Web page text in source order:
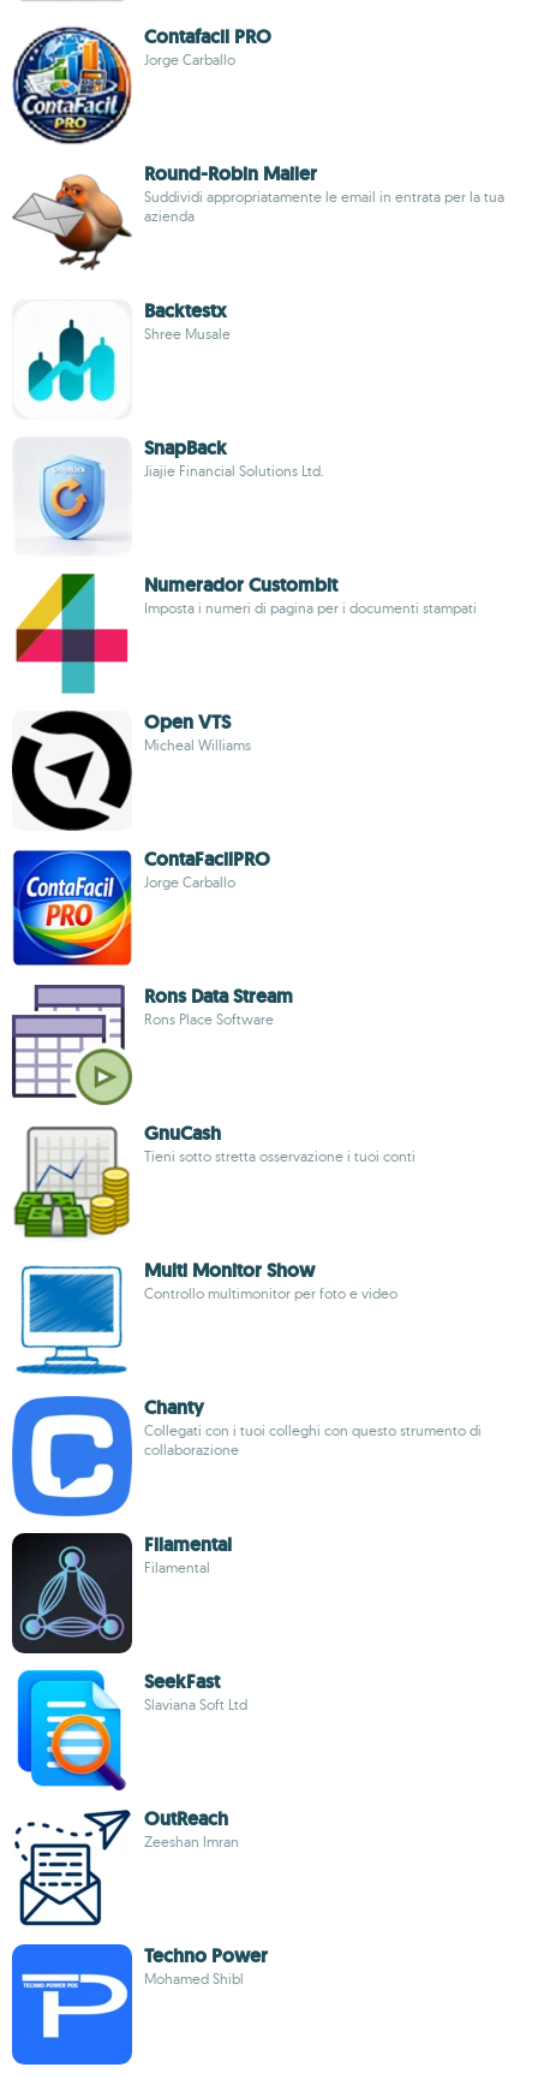
Contafacil PRO
Jorge Carballo
Round-Robin Mailer
Suddividi appropriatamente le email in entrata per la tua
azienda
Backtestx
Shree Musale
SnapBack
Jiajie Financial Solutions Ltd.
Numerador Custombit
Imposta i numeri di pagina per i documenti stampati
Open VTS
Micheal Williams
ContaFacilPRO
Jorge Carballo
Rons Data Stream
Rons Place Software
GnuCash
Tieni sotto stretta osservazione i tuoi conti
Multi Monitor Show
Controllo multimonitor per foto e video
Chanty
Collegati con i tuoi colleghi con questo strumento di
collaborazione
Filamental
Filamental
SeekFast
Slaviana Soft Ltd
OutReach
Zeeshan Imran
Techno Power
Mohamed Shibl